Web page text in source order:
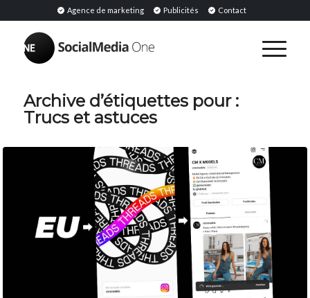
Agence de marketing Publicités Contact
Archive d’étiquettes pour :
Trucs et astuces